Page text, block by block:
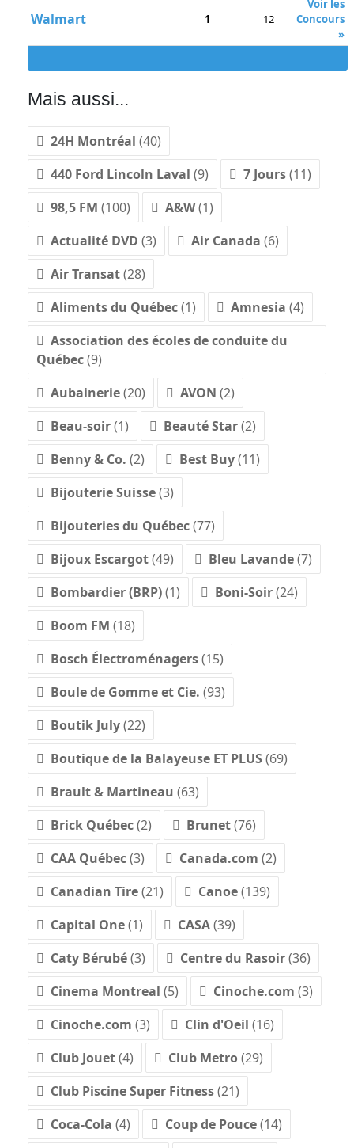
Walmart 1 12
Voir les
Concours
»
Mais aussi...
24H Montréal (40)
440 Ford Lincoln Laval (9) 7 Jours(11)
98,5 FM (100) A&W(1)
Actualité DVD (3) Air Canada (6)
Air Transat(28)
Aliments du Québec(1) Amnesia (4)
Association des écoles de conduite du
Québec(9)
Aubainerie(20) AVON (2)
Beau-soir(1) Beauté Star(2)
Benny & Co. (2) Best Buy(11)
Bijouterie Suisse(3)
Bijouteries du Québec(77)
Bijoux Escargot(49) Bleu Lavande(7)
Bombardier (BRP)(1) Boni-Soir(24)
Boom FM (18)
Bosch Électroménagers(15)
Boule de Gomme et Cie. (93)
Boutik July(22)
Boutique de la Balayeuse ET PLUS (69)
Brault & Martineau (63)
Brick Québec(2) Brunet(76)
CAA Québec(3) Canada.com (2)
Canadian Tire(21) Canoe(139)
Capital One(1) CASA(39)
Caty Bérubé(3) Centre du Rasoir(36)
Cinema Montreal (5) Cinoche.com (3)
Cinoche.com (3) Clin d'Oeil (16)
Club Jouet(4) Club Metro(29)
Club Piscine Super Fitness(21)
Coca-Cola (4) Coup de Pouce(14)